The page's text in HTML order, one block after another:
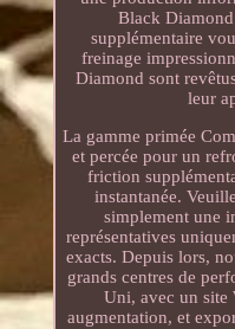
Black
supplémentaire
freinage
Diamond sont
leur
La gamme primée
et percée pour un
friction
instantanée.
simplement une
représentatives
exacts. Depuis lors,
grands centres de
Uni, avec un site
augmentation, et